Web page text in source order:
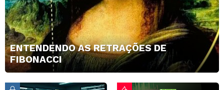
ENTENDENDO AS RETRAÇÕES DE
FIBONACCI